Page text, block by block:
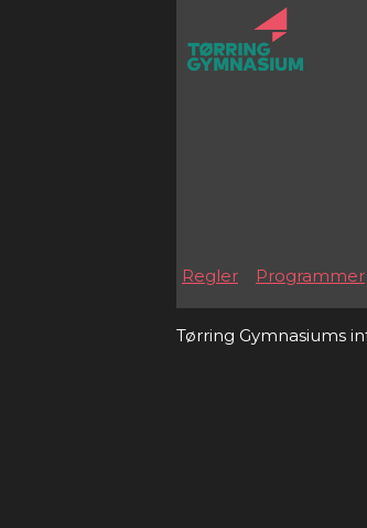
Regler Programmer
Tørring Gymnasiums